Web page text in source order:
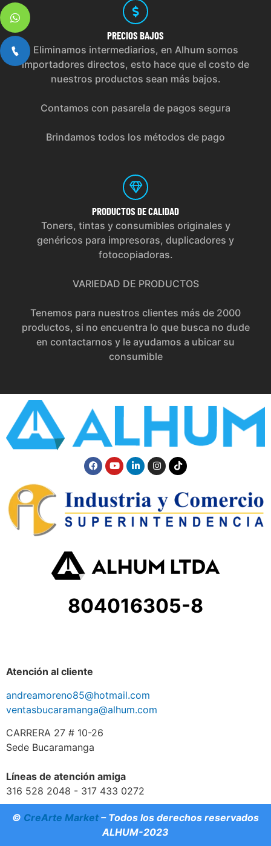
PRECIOS BAJOS
Eliminamos intermediarios, en Alhum somos
importadores directos, esto hace que el costo de
nuestros productos sean más bajos.
Contamos con pasarela de pagos segura
Brindamos todos los métodos de pago
PRODUCTOS DE CALIDAD
Toners, tintas y consumibles originales y
genéricos para impresoras, duplicadores y
fotocopiadoras.
VARIEDAD DE PRODUCTOS
Tenemos para nuestros clientes más de 2000
productos, si no encuentra lo que busca no dude
en contactarnos y le ayudamos a ubicar su
consumible
804016305-8
Atención al cliente
andreamoreno85@hotmail.com
ventasbucaramanga@alhum.com
CARRERA 27 # 10-26
Sede Bucaramanga
Líneas de atención amiga
316 528 2048 - 317 433 0272
© CreArte Market – Todos los derechos reservados
ALHUM-2023